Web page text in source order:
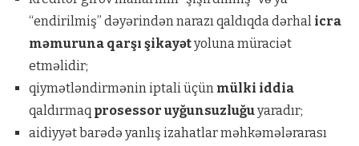
“endirilmiş” dəyərindən narazı qaldıqda dərhal icra
məmuruna qarşı şikayətyoluna müraciət
etməlidir;
qiymətləndirmənin iptali üçün mülki iddia
qaldırmaq prosessor uyğunsuzluğuyaradır;
aidiyyət barədə yanlış izahatlar məhkəmələrarası